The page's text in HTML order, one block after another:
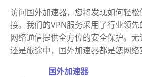
访问国外加速器，您将发现如何轻
接。我们的VPN服务采用了行业领
网络通信提供全方位的安全保护。
还是旅途中，国外加速器都是您网络
国外加速器